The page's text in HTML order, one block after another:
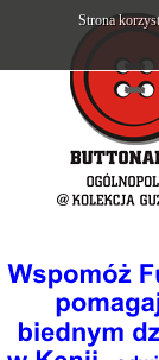
Strona